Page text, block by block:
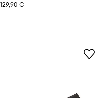
129,90 €